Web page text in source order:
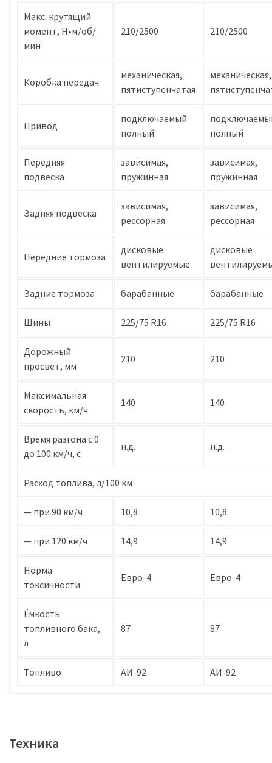
Макс. крутящий
момент, Н•м/об/
мин
210/2500 210/2500
Коробка передач
механическая,
пятиступенчатая
механическая,
Привод
подключаемый
полный
полный
Передняя
подвеска
зависимая,
пружинная
зависимая,
пружинная
Задняя подвеска
зависимая,
рессорная
зависимая,
рессорная
Передние тормоза
дисковые
вентилируемые
дисковые
Задние тормоза барабанные барабанные
Шины 225/75 R16 225/75 R16
Дорожный
просвет, мм
210 210
Максимальная
скорость, км/ч
140 140
Время разгона с 0
до 100 км/ч, с
н.д. н.д.
Расход топлива, л/100 км
— при 90 км/ч 10,8 10,8
— при 120 км/ч 14,9 14,9
Норма
токсичности
Евро-4 Евро-4
Ёмкость
топливного бака,
л
87 87
Топливо АИ-92 АИ-92
Техника